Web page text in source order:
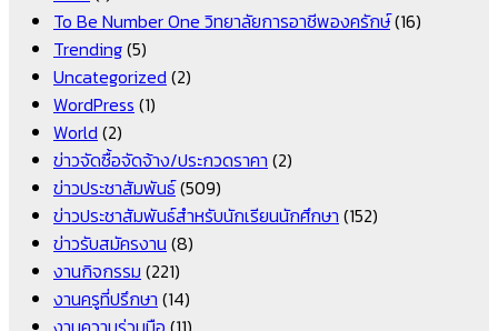
To Be Number One วิทยาลัยการอาชีพองครักษ์(16)
Trending(5)
Uncategorized (2)
WordPress (1)
World (2)
ข่าวจัดซื้อจัดจ้าง/ประกวดราคา (2)
ข่าวประชาสัมพันธ์(509)
ข่าวประชาสัมพันธ์สำหรับนักเรียนนักศึกษา (152)
ข่าวรับสมัครงาน (8)
งานกิจกรรม (221)
งานครูที่ปรึกษา (14)